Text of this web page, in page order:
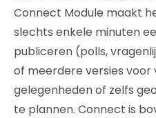
Connect Module maakt
slechts enkele minuten
publiceren (polls,
of meerdere versies voor
gelegenheden of zelfs
te plannen. Connect is